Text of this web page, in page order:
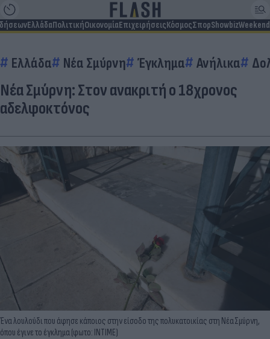
ΕλλάδαΠολιτικήΟικονομίαΕπιχειρήσειςΚόσμοςΣπορShowbizWeekend
Ελλάδα Νέα Σμύρνη Έγκλημα Ανήλικα
Νέα Σμύρνη: Στον ανακριτή ο 18χρονος
αδελφοκτόνος
Ένα λουλούδι που άφησε κάποιος στην είσοδο της πολυκατοικίας στη Νέα Σμύρνη,
όπου έγινε το έγκλημα (φωτο: INTIME)